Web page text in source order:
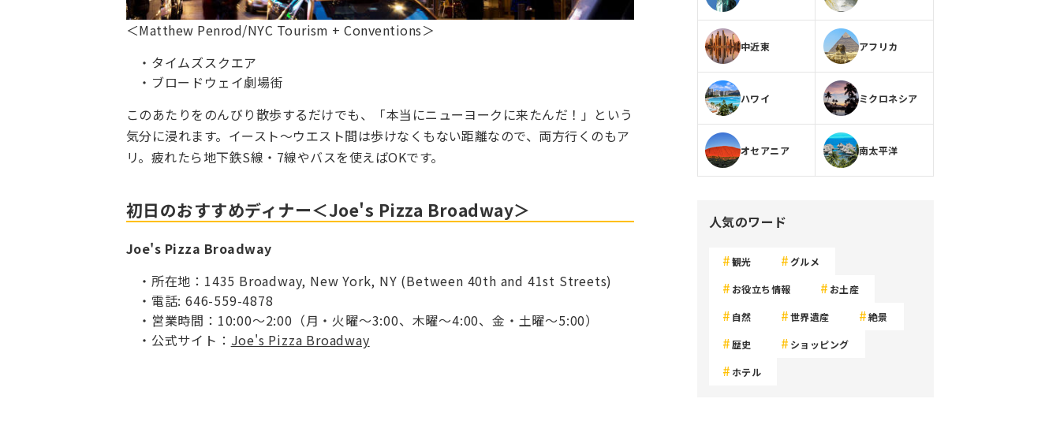
＜Matthew Penrod/NYC Tourism + Conventions＞
タイムズスクエア
ブロードウェイ劇場街
このあたりをのんびり散歩するだけでも、「本当にニューヨークに来たんだ！」という
気分に浸れます。イースト〜ウエスト間は歩けなくもない距離なので、両方行くのもア
リ。疲れたら地下鉄S線・7線やバスを使えばOKです。
初日のおすすめディナー＜Joe's Pizza Broadway＞
Joe's Pizza Broadway
所在地：1435 Broadway, New York, NY (Between 40th and 41st Streets)
電話: 646-559-4878
営業時間：10:00〜2:00（月・火曜〜3:00、木曜〜4:00、金・土曜〜5:00）
公式サイト： Joe's Pizza Broadway
中近東 アフリカ
ハワイ ミクロネシア
オセアニア 南太平洋
人気のワード
観光 グルメ
お役立ち情報 お土産
自然 世界遺産 絶景
歴史 ショッピング
ホテル